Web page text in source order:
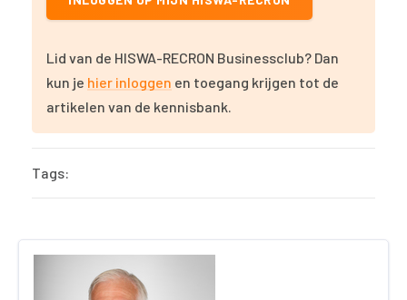
Lid van de HISWA-RECRON Businessclub? Dan
kun je hier inloggen en toegang krijgen tot de
artikelen van de kennisbank.
Tags: